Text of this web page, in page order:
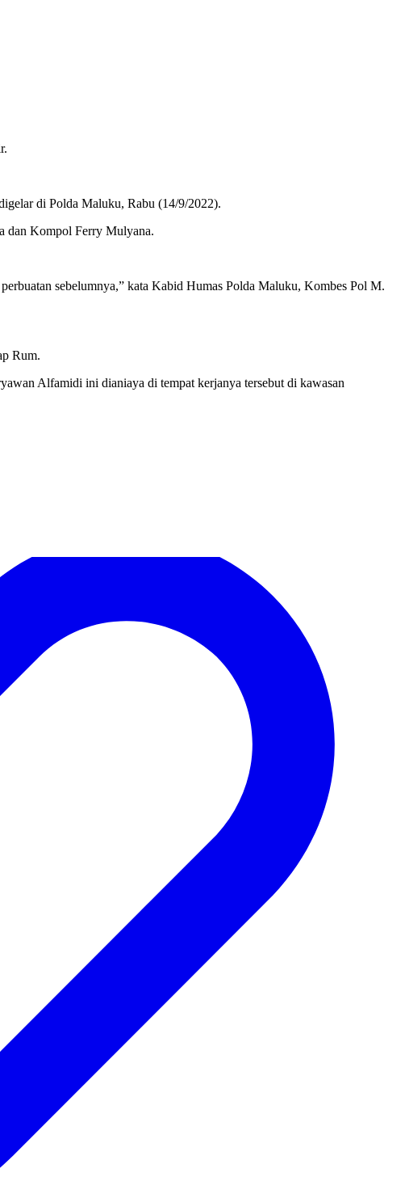
di Polda Maluku, Rabu (14/9/2022).
dan Kompol Ferry Mulyana.
sebelumnya,” kata Kabid Humas Polda Maluku, Kombes Pol M.
Rum.
Alfamidi ini dianiaya di tempat kerjanya tersebut di kawasan